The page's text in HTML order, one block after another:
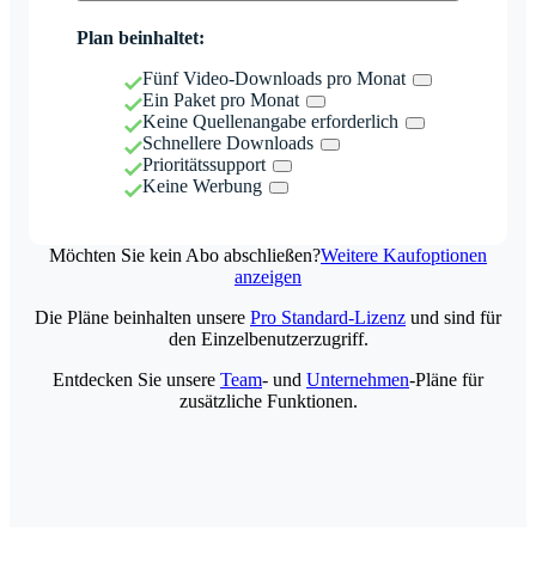
Plan beinhaltet:
Fünf Video-Downloads pro Monat
Ein Paket pro Monat
Keine Quellenangabe erforderlich
Schnellere Downloads
Prioritätssupport
Keine Werbung
Möchten Sie kein Abo abschließen?Weitere Kaufoptionen
anzeigen
Die Pläne beinhalten unsere Pro Standard-Lizenz und sind für
den Einzelbenutzerzugriff.
Entdecken Sie unsere Team- und Unternehmen-Pläne für
zusätzliche Funktionen.